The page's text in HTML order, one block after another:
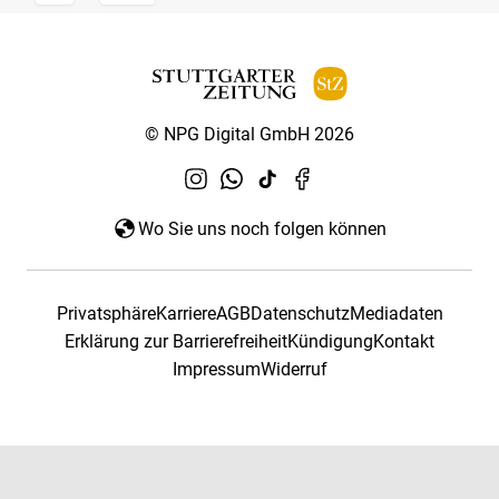
© NPG Digital GmbH 2026
Wo Sie uns noch folgen können
PrivatsphäreKarriereAGBDatenschutzMediadaten
Erklärung zur BarrierefreiheitKündigungKontakt
ImpressumWiderruf